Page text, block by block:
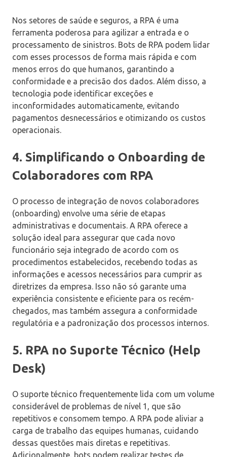
Nos setores de saúde e seguros, a RPA é uma
ferramenta poderosa para agilizar a entrada e o
processamento de sinistros. Bots de RPA podem lidar
com esses processos de forma mais rápida e com
menos erros do que humanos, garantindo a
conformidade e a precisão dos dados. Além disso, a
tecnologia pode identificar exceções e
inconformidades automaticamente, evitando
pagamentos desnecessários e otimizando os custos
operacionais.
4. Simplificando o Onboarding de
Colaboradores com RPA
O processo de integração de novos colaboradores
(onboarding) envolve uma série de etapas
administrativas e documentais. A RPA oferece a
solução ideal para assegurar que cada novo
funcionário seja integrado de acordo com os
procedimentos estabelecidos, recebendo todas as
informações e acessos necessários para cumprir as
diretrizes da empresa. Isso não só garante uma
experiência consistente e eficiente para os recém-
chegados, mas também assegura a conformidade
regulatória e a padronização dos processos internos.
5. RPA no Suporte Técnico (Help
Desk)
O suporte técnico frequentemente lida com um volume
considerável de problemas de nível 1, que são
repetitivos e consomem tempo. A RPA pode aliviar a
carga de trabalho das equipes humanas, cuidando
dessas questões mais diretas e repetitivas.
Adicionalmente, bots podem realizar testes de